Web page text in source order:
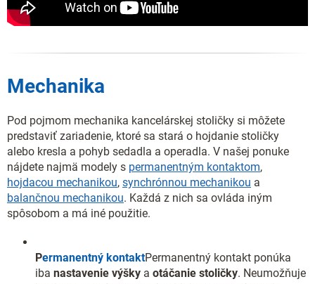
Mechanika
Pod pojmom mechanika kancelárskej stoličky si môžete
predstaviť zariadenie, ktoré sa stará o hojdanie stoličky
alebo kresla a pohyb sedadla a operadla. V našej ponuke
nájdete najmä modely s permanentným kontaktom,
hojdacou mechanikou, synchrónnou mechanikou a
balančnou mechanikou. Každá z nich sa ovláda iným
spôsobom a má iné použitie.
Permanentný kontaktPermanentný kontakt ponúka
iba nastavenie výšky a otáčanie stoličky. Neumožňuje